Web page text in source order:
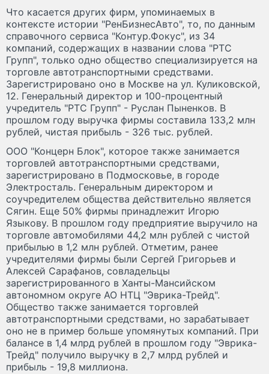
Что касается других фирм, упоминаемых в
контексте истории "РенБизнесАвто", то, по данным
справочного сервиса "Контур.Фокус", из 34
компаний, содержащих в названии слова "РТС
Групп", только одно общество специализируется на
торговле автотранспортными средствами.
Зарегистрировано оно в Москве на ул. Куликовской,
12. Генеральный директор и 100-процентный
учредитель "РТС Групп" - Руслан Пыненков. В
прошлом году выручка фирмы составила 133,2 млн
рублей, чистая прибыль - 326 тыс. рублей.
ООО "Концерн Блок", которое также занимается
торговлей автотранспортными средствами,
зарегистрировано в Подмосковье, в городе
Электросталь. Генеральным директором и
соучредителем общества действительно является
Сягин. Еще 50% фирмы принадлежит Игорю
Языкову. В прошлом году предприятие выручило на
торговле автомобилями 44,2 млн рублей с чистой
прибылью в 1,2 млн рублей. Отметим, ранее
учредителями фирмы были Сергей Григорьев и
Алексей Сарафанов, совладельцы
зарегистрированного в Ханты-Мансийском
автономном округе АО НТЦ "Эврика-Трейд".
Общество также занимается торговлей
автотранспортными средствами, но зарабатывает
оно не в пример больше упомянутых компаний. При
балансе в 1,4 млрд рублей в прошлом году "Эврика-
Трейд" получило выручку в 2,7 млрд рублей и
прибыль - 19,8 миллиона.